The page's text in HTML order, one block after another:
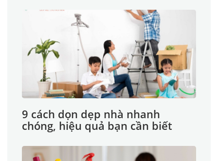
9 cách dọn dẹp nhà nhanh
chóng, hiệu quả bạn cần biết